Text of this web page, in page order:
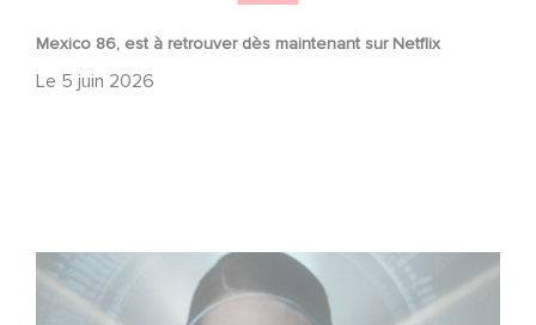
Mexico 86, est à retrouver dès maintenant sur Netflix
Le 5 juin 2026
La nouvelle production Gaumont USA : « Futuro Desierto